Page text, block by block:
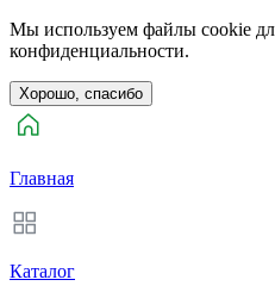
Мы используем файлы cookie
конфиденциальности.
Хорошо, спасибо
Главная
Каталог